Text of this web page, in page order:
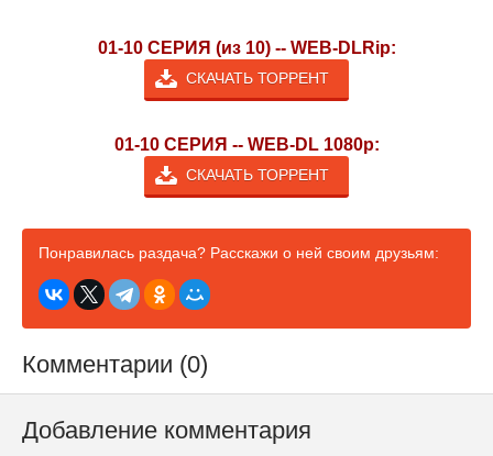
01-10 СЕРИЯ (из 10) -- WEB-DLRip:
СКАЧАТЬ ТОРРЕНТ
01-10 СЕРИЯ -- WEB-DL 1080p:
СКАЧАТЬ ТОРРЕНТ
Понравилась раздача? Расскажи о ней своим друзьям:
Комментарии (0)
Добавление комментария